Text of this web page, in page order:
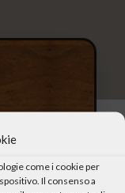
come i cookie per
Il consenso a